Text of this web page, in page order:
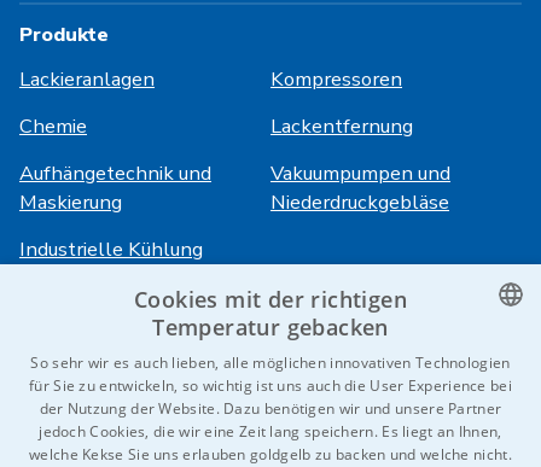
Produkte
Lackieranlagen
Kompressoren
Chemie
Lackentfernung
Aufhängetechnik und
Maskierung
Vakuumpumpen und
Niederdruckgebläse
Industrielle Kühlung
Dienstleistungen
Über ITS
Karriere
Anmeldung
HiVision
Technische Datenblätter
CZECH
GERMAN
Cookies mit der richtigen
Temperatur gebacken
So sehr wir es auch lieben, alle möglichen innovativen Technologien
für Sie zu entwickeln, so wichtig ist uns auch die User Experience bei
der Nutzung der Website. Dazu benötigen wir und unsere Partner
jedoch Cookies, die wir eine Zeit lang speichern. Es liegt an Ihnen,
welche Kekse Sie uns erlauben goldgelb zu backen und welche nicht.